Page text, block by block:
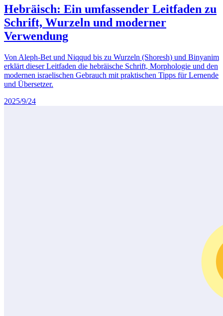
Hebräisch: Ein umfassender Leitfaden zu
Schrift, Wurzeln und moderner
Verwendung
Von Aleph-Bet und Niqqud bis zu Wurzeln (Shoresh) und Binyanim
erklärt dieser Leitfaden die hebräische Schrift, Morphologie und den
modernen israelischen Gebrauch mit praktischen Tipps für Lernende
und Übersetzer.
2025/9/24